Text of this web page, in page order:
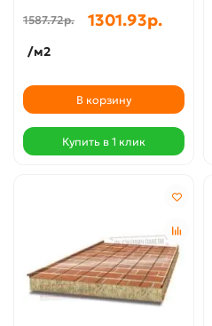
1587.72р. 1301.93р.
/м2
В корзину
Купить в 1 клик